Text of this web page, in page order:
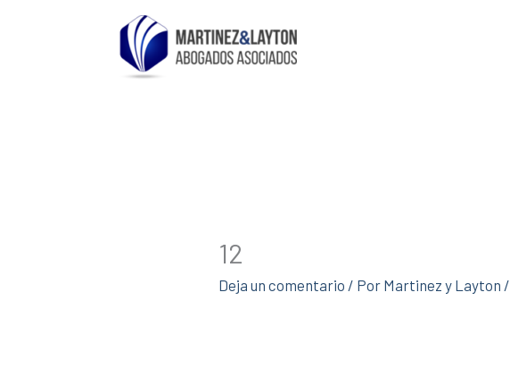
12
Deja un comentario / Por Martinez y Layton /